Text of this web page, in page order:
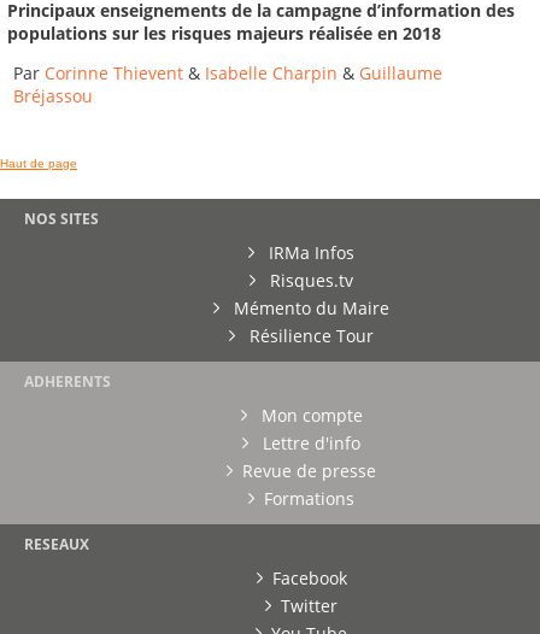
Principaux enseignements de la campagne d’information des
populations sur les risques majeurs réalisée en 2018
Par Corinne Thievent & Isabelle Charpin & Guillaume
Bréjassou
Haut de page
NOS SITES
IRMa Infos
Risques.tv
Mémento du Maire
Résilience Tour
ADHERENTS
Mon compte
Lettre d'info
Revue de presse
Formations
RESEAUX
Facebook
Twitter